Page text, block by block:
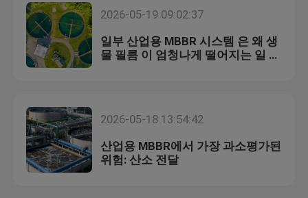
칼드네스 필터 매체
BIO 볼 필터 매체
MBBR 운반기
2026-05-19 09:02:37
일부 산업용 MBBR 시스템 은 왜 생
물 필름 이 엄청나게 떨어지는 일 을
2026-05-18 13:54:42
산업용 MBBR에서 가장 과소평가된
위험: 산소 전달